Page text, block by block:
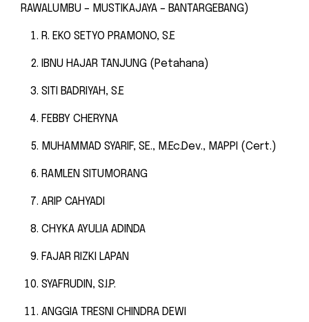
RAWALUMBU – MUSTIKAJAYA – BANTARGEBANG)
R. EKO SETYO PRAMONO, S.E
IBNU HAJAR TANJUNG (Petahana)
SITI BADRIYAH, S.E
FEBBY CHERYNA
MUHAMMAD SYARIF, SE., M.Ec.Dev., MAPPI (Cert.)
RAMLEN SITUMORANG
ARIP CAHYADI
CHYKA AYULIA ADINDA
FAJAR RIZKI LAPAN
SYAFRUDIN, S.I.P.
ANGGIA TRESNI CHINDRA DEWI